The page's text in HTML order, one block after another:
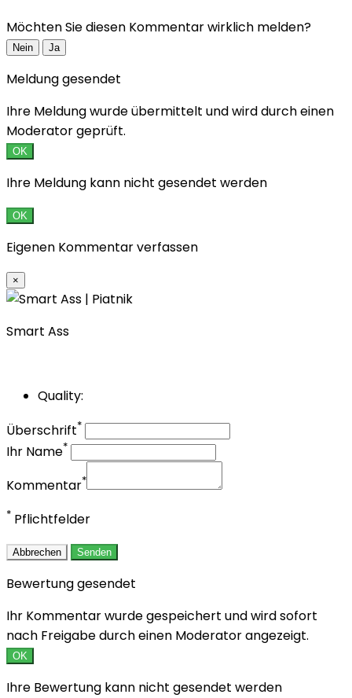
Möchten Sie diesen Kommentar wirklich melden?
Nein Ja
Meldung gesendet
Ihre Meldung wurde übermittelt und wird durch einen
Moderator geprüft.
OK
Ihre Meldung kann nicht gesendet werden
OK
Eigenen Kommentar verfassen
×
Smart Ass
Quality:
Überschrift*
Ihr Name*
Kommentar*
* Pflichtfelder
Abbrechen Senden
Bewertung gesendet
Ihr Kommentar wurde gespeichert und wird sofort
nach Freigabe durch einen Moderator angezeigt.
OK
Ihre Bewertung kann nicht gesendet werden